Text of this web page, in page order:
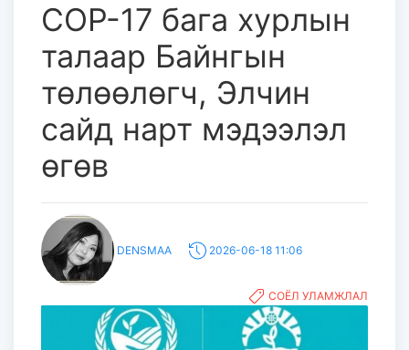
СОР-17 бага хурлын
талаар Байнгын
төлөөлөгч, Элчин
сайд нарт мэдээлэл
өгөв
DENSMAA 2026-06-18 11:06
СОЁЛ УЛАМЖЛАЛ